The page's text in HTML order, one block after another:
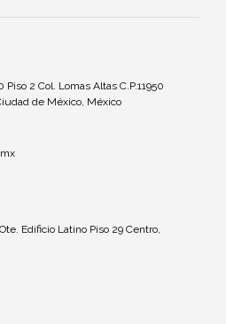
2 Col. Lomas Altas C.P.11950
de México, México
Edificio Latino Piso 29 Centro,